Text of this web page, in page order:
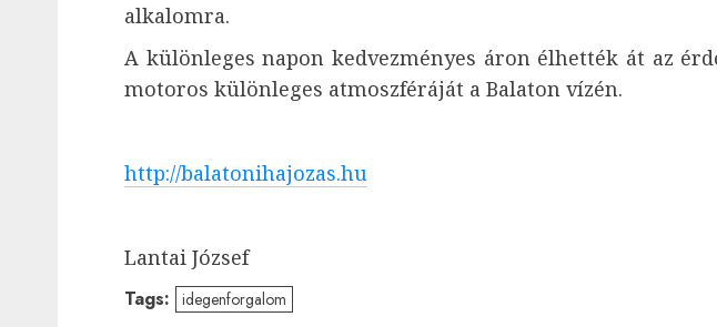
alkalomra.
A különleges napon kedvezményes áron élhették át az
motoros különleges atmoszféráját a Balaton vízén.
http://balatonihajozas.hu
Lantai József
Tags: idegenforgalom